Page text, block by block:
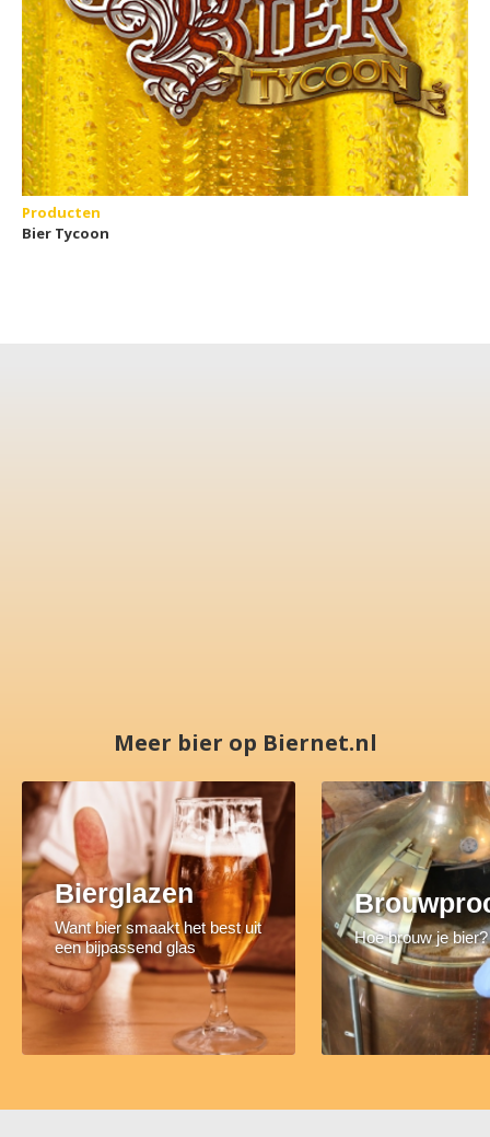
Producten
Bier Tycoon
Meer bier op Biernet.nl
Bierglazen
Want bier smaakt het best uit
een bijpassend glas
Hoe brouw je bier?